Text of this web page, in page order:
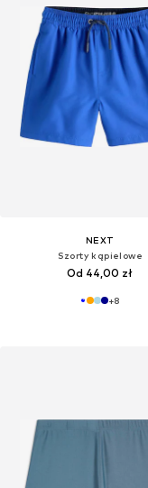
NEXT
Szorty kąpielowe
Od 44,00 zł
+8